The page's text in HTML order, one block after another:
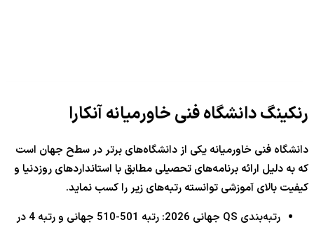
رنکینگ دانشگاه فنی خاورمیانه آنکارا
دانشگاه فنی خاورمیانه یکی از دانشگاه‌های برتر در سطح جهان است
که به دلیل ارائه برنامه‌های تحصیلی مطابق با استانداردهای روزدنیا و
کیفیت بالای آموزشی توانسته رتبه‌های زیر را کسب نماید.
رتبه‌بندی QS جهانی 2026: رتبه 501-510 جهانی و رتبه 4 در